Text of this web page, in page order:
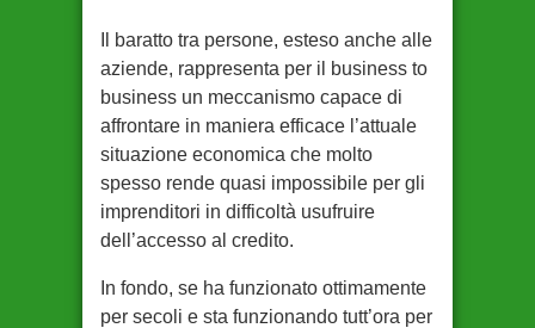
Il baratto tra persone, esteso anche alle
aziende, rappresenta per il business to
business un meccanismo capace di
affrontare in maniera efficace l’attuale
situazione economica che molto
spesso rende quasi impossibile per gli
imprenditori in difficoltà usufruire
dell’accesso al credito.
In fondo, se ha funzionato ottimamente
per secoli e sta funzionando tutt’ora per